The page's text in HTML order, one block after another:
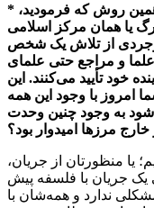
* نزدیک‌ترین تجربه موفق خارجی از جنس همین روش که فرمودید،
یا همان مرکز اسلامی
از تلاش یک شخص
و مراجع حتی علمای
خود تأیید می‌کنند. این
امروز با وجود این همه
به وجود چنین وحدت
مرزها امیدوار بود؟
یا منظورتان از جریان،
یک جریان با فلسفه پیش
ندارد و همه‌شان با